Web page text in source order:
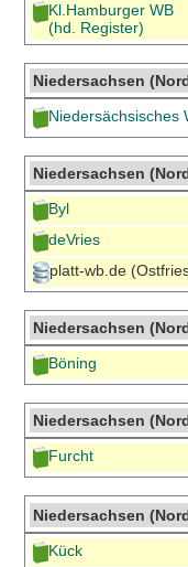
Kl.Hamburger WB
(hd. Register)
Niedersachsen
Niedersächsisches
Niedersachsen
Byl
deVries
platt-wb.de
Niedersachsen
Böning
Niedersachsen
Furcht
Niedersachsen
Kück